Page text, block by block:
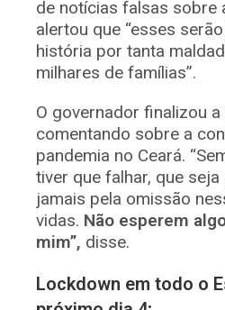
de notícias falsas sobre
alertou que “esses
história por tanta
milhares de famílias”.
O governador finalizou
comentando sobre a
pandemia no Ceará.
tiver que falhar, que
jamais pela omissão
vidas. Não esperem
mim”, disse.
Lockdown em todo o